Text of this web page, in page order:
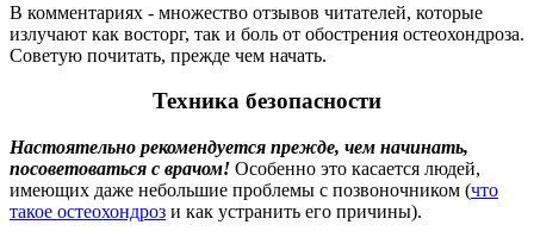
В комментариях - множество отзывов читателей, которые
излучают как восторг, так и боль от обострения остеохондроза.
Советую почитать, прежде чем начать.
Техника безопасности
Настоятельно рекомендуется прежде, чем начинать,
посоветоваться с врачом! Особенно это касается людей,
имеющих даже небольшие проблемы с позвоночником (что
такое остеохондроз и как устранить его причины).